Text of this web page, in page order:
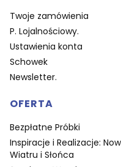
Twoje zamówienia
P. Lojalnościowy.
Ustawienia konta
Schowek
Newsletter.
OFERTA
Bezpłatne Próbki
Inspiracje i Realizacje:
Wiatru i Słońca